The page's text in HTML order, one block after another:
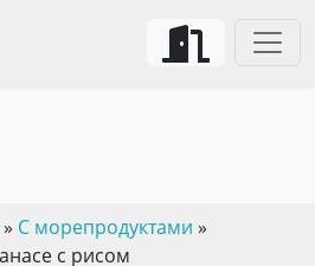
» С морепродуктами »
с рисом